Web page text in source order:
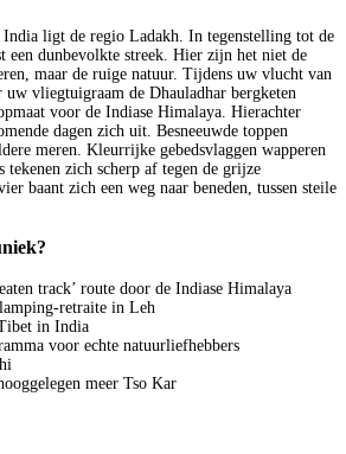
India ligt de regio Ladakh. In tegenstelling tot de
een dunbevolkte streek. Hier zijn het niet de
maar de ruige natuur. Tijdens uw vlucht van
vliegtuigraam de Dhauladhar bergketen
voor de Indiase Himalaya. Hierachter
dagen zich uit. Besneeuwde toppen
meren. Kleurrijke gebedsvlaggen wapperen
zich scherp af tegen de grijze
baant zich een weg naar beneden, tussen steile
track’ route door de Indiase Himalaya
retraite in Leh
in India
voor echte natuurliefhebbers
meer Tso Kar